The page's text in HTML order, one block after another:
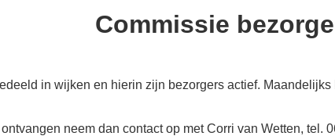
Commissie
in wijken en hierin zijn bezorgers actief.
neem dan contact op met Corri van Wetten, tel.